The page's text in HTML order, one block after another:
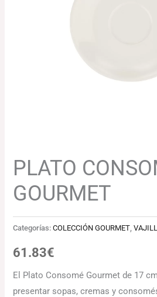
PLATO
GOURMET
Categorías:COLECCIÓN GOURMET ,
61.83€
El Plato Consomé Gourmet de 17
presentar sopas, cremas y